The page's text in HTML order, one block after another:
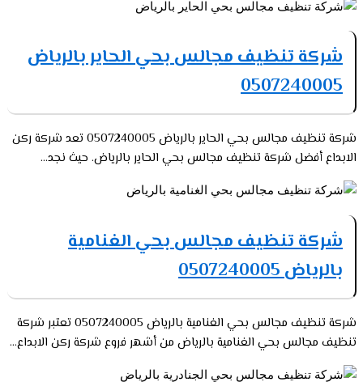
شركة تنظيف مجالس بحي الحاير بالرياض
0507240005
شركة تنظيف مجالس بحي الحاير بالرياض 0507240005 تعد شركة ركن
الابداع أفضل شركة تنظيف مجالس بحي الحاير بالرياض. حيث نجد...
شركة تنظيف مجالس بحي الغنامية
بالرياض 0507240005
شركة تنظيف مجالس بحي الغنامية بالرياض 0507240005 تعتبر شركة
تنظيف مجالس بحي الغنامية بالرياض من أشهر فروع شركة ركن الابداع...